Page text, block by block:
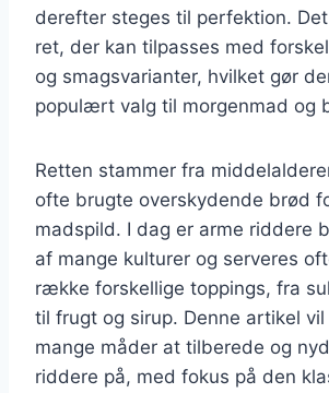
derefter steges til perfektion.
ret, der kan tilpasses med
og smagsvarianter, hvilket gør
populært valg til morgenmad og
Retten stammer fra
ofte brugte overskydende brød
madspild. I dag er arme riddere
af mange kulturer og serveres
række forskellige toppings, fra
til frugt og sirup. Denne artikel
mange måder at tilberede og
riddere på, med fokus på den